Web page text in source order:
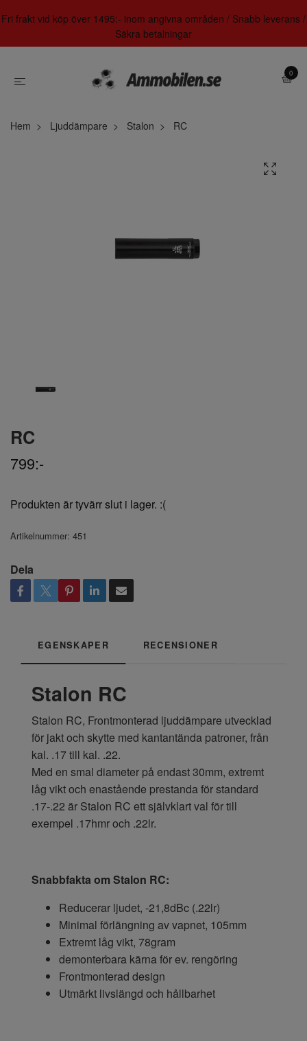
Fri frakt vid köp över 1495:- inom angivna områden / Snabb leverans /
Säkra betalningar
0
Hem Ljuddämpare Stalon RC
RC
799:-
Produkten är tyvärr slut i lager. :(
Artikelnummer: 451
Dela
EGENSKAPER RECENSIONER
Stalon RC
Stalon RC, Frontmonterad ljuddämpare utvecklad
för jakt och skytte med kantantända patroner, från
kal. .17 till kal. .22.
Med en smal diameter på endast 30mm, extremt
låg vikt och enastående prestanda för standard
.17-.22 är Stalon RC ett självklart val för till
exempel .17hmr och .22lr.
Snabbfakta om Stalon RC:
Reducerar ljudet, -21,8dBc (.22lr)
Minimal förlängning av vapnet, 105mm
Extremt låg vikt, 78gram
demonterbara kärna för ev. rengöring
Frontmonterad design
Utmärkt livslängd och hållbarhet